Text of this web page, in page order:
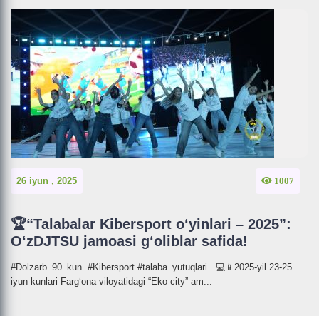
26 iyun , 2025 1007
🏆“Talabalar Kibersport o‘yinlari – 2025”:
O‘zDJTSU jamoasi g‘oliblar safida!
#Dolzarb_90_kun #Kibersport #talaba_yutuqlari 💻📱2025-yil 23-25
iyun kunlari Farg‘ona viloyatidagi “Eko city” am...